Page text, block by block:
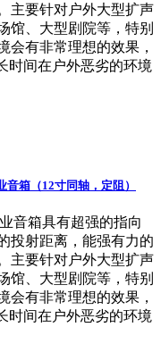
主要针对户外大型扩声
馆、大型剧院等，特别
会有非常理想的效果，
时间在户外恶劣的环境
箱（12寸同轴，定阻）
音箱具有超强的指向
投射距离，能强有力的
主要针对户外大型扩声
馆、大型剧院等，特别
会有非常理想的效果，
时间在户外恶劣的环境